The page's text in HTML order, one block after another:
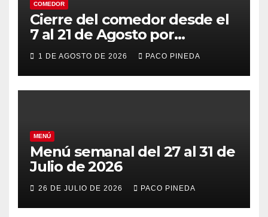
COMEDOR
Cierre del comedor desde el
7 al 21 de Agosto por
vacaciones
1 DE AGOSTO DE 2026 PACO PINEDA
MENÚ
Menú semanal del 27 al 31 de
Julio de 2026
26 DE JULIO DE 2026 PACO PINEDA